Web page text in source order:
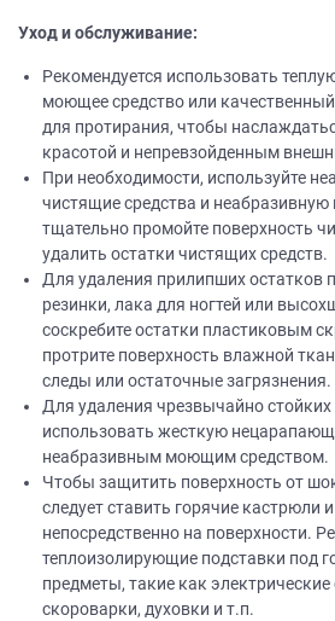
Уход и обслуживание:
Рекомендуется использовать
моющее средство или
для протирания, чтобы
красотой и непревзойденным
При необходимости, используйте
чистящие средства и неабразивную
тщательно промойте поверхность
удалить остатки чистящих средств.
Для удаления прилипших остатков
резинки, лака для ногтей или
соскребите остатки пластиковым
протрите поверхность влажной
следы или остаточные загрязнения.
Для удаления чрезвычайно стойких
использовать жесткую
неабразивным моющим средством.
Чтобы защитить поверхность от
следует ставить горячие кастрюли
непосредственно на поверхности.
теплоизолирующие подставки под
предметы, такие как
скороварки, духовки и т.п.